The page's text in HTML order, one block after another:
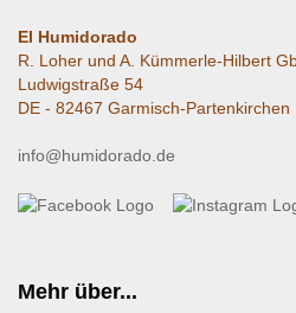
El Humidorado
R. Loher und A. Kümmerle-Hilbert
Ludwigstraße 54
DE - 82467 Garmisch-Partenkirchen
info@humidorado.de
Mehr über...